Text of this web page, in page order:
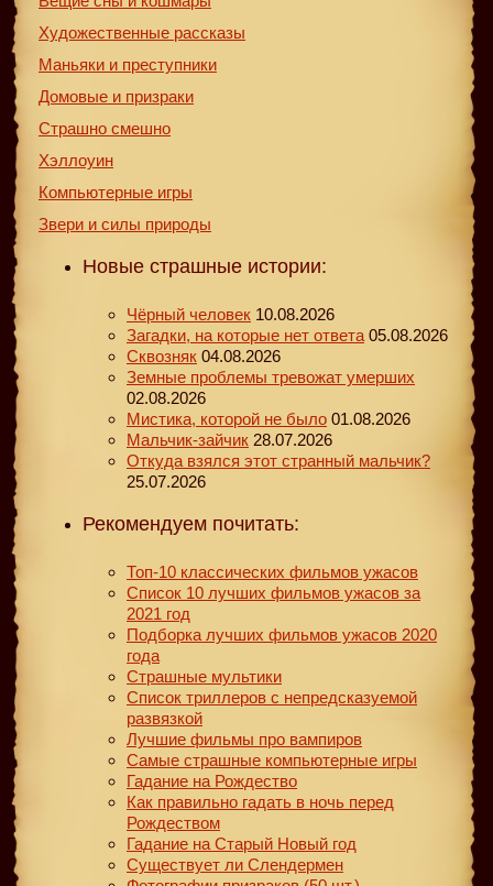
Художественные рассказы
Маньяки и преступники
Домовые и призраки
Страшно смешно
Хэллоуин
Компьютерные игры
Звери и силы природы
Новые страшные истории:
Чёрный человек 10.08.2026
Загадки, на которые нет ответа 05.08.2026
Сквозняк 04.08.2026
Земные проблемы тревожат умерших
02.08.2026
Мистика, которой не было 01.08.2026
Мальчик-зайчик 28.07.2026
Откуда взялся этот странный мальчик?
25.07.2026
Рекомендуем почитать:
Топ-10 классических фильмов ужасов
Список 10 лучших фильмов ужасов за
2021 год
Подборка лучших фильмов ужасов 2020
года
Страшные мультики
Список триллеров с непредсказуемой
развязкой
Лучшие фильмы про вампиров
Самые страшные компьютерные игры
Гадание на Рождество
Как правильно гадать в ночь перед
Рождеством
Гадание на Старый Новый год
Существует ли Слендермен